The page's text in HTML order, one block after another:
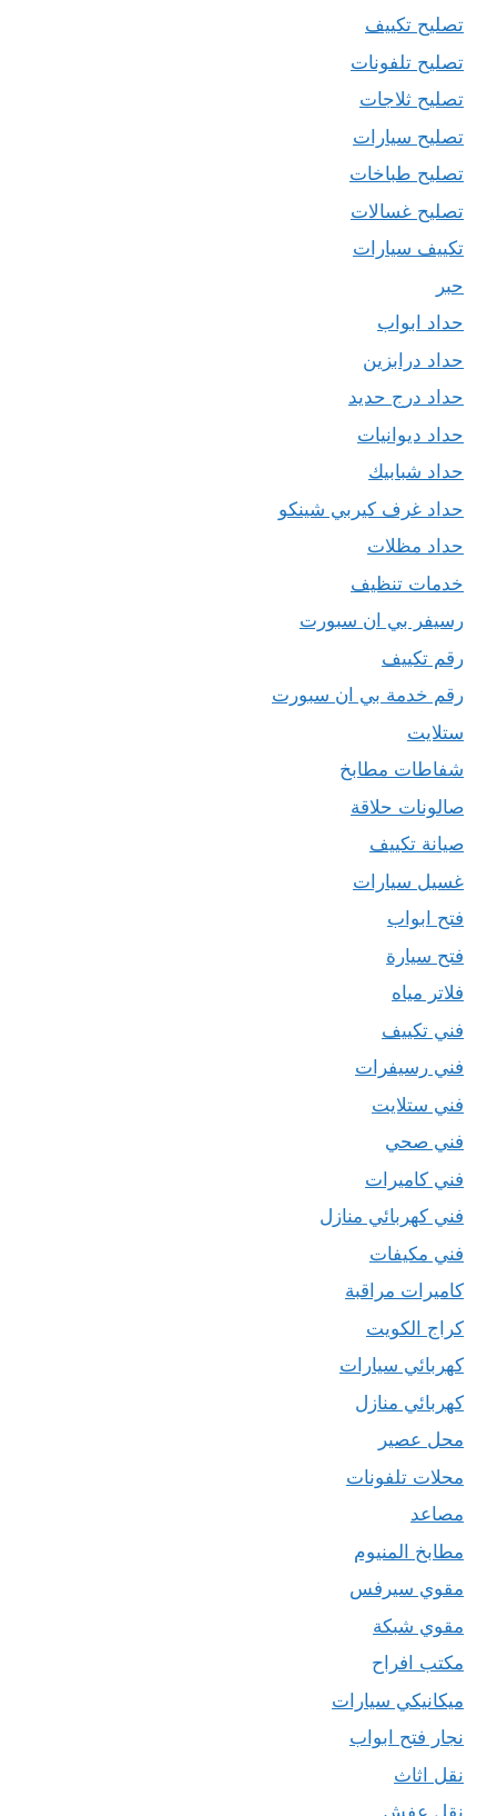
تصليح تكييف
تصليح تلفونات
تصليح ثلاجات
تصليح سيارات
تصليح طباخات
تصليح غسالات
تكييف سيارات
حبر
حداد ابواب
حداد درابزين
حداد درج حديد
حداد ديوانيات
حداد شبابيك
حداد غرف كيربي شينكو
حداد مظلات
خدمات تنظيف
رسيفر بي ان سبورت
رقم تكييف
رقم خدمة بي ان سبورت
ستلايت
شفاطات مطابخ
صالونات حلاقة
صيانة تكييف
غسيل سيارات
فتح ابواب
فتح سيارة
فلاتر مياه
فني تكييف
فني رسيفرات
فني ستلايت
فني صحي
فني كاميرات
فني كهربائي منازل
فني مكيفات
كاميرات مراقبة
كراج الكويت
كهربائي سيارات
كهربائي منازل
محل عصير
محلات تلفونات
مصاعد
مطابخ المنيوم
مقوي سيرفس
مقوي شبكة
مكتب افراح
ميكانيكي سيارات
نجار فتح ابواب
نقل اثاث